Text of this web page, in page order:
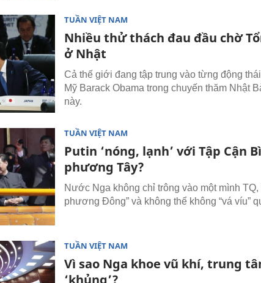
TUẦN VIỆT NAM
Nhiều thử thách đau đầu chờ
ở Nhật
Cả thế giới đang tập trung vào từng động
Mỹ Barack Obama trong chuyến thăm Nhật
này.
TUẦN VIỆT NAM
Putin ‘nóng, lạnh’ với Tập Cận
phương Tây?
Nước Nga không chỉ trông vào một mình TQ,
phương Đông” và không thể không “vá víu”
TUẦN VIỆT NAM
Vì sao Nga khoe vũ khí, trung